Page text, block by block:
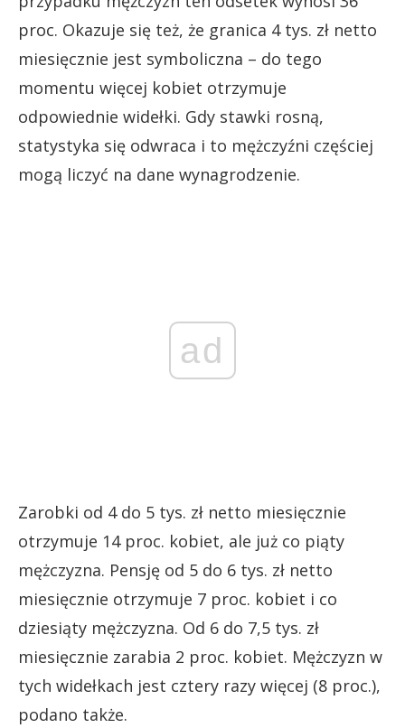
proc. Okazuje się też, że granica 4 tys. zł netto
miesięcznie jest symboliczna – do tego
momentu więcej kobiet otrzymuje
odpowiednie widełki. Gdy stawki rosną,
statystyka się odwraca i to mężczyźni częściej
mogą liczyć na dane wynagrodzenie.
ad
Zarobki od 4 do 5 tys. zł netto miesięcznie
otrzymuje 14 proc. kobiet, ale już co piąty
mężczyzna. Pensję od 5 do 6 tys. zł netto
miesięcznie otrzymuje 7 proc. kobiet i co
dziesiąty mężczyzna. Od 6 do 7,5 tys. zł
miesięcznie zarabia 2 proc. kobiet. Mężczyzn w
tych widełkach jest cztery razy więcej (8 proc.),
podano także.